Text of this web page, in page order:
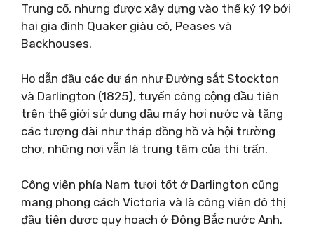
Trung cổ, nhưng được xây dựng vào thế kỷ 19 bởi
hai gia đình Quaker giàu có, Peases và
Backhouses.
Họ dẫn đầu các dự án như Đường sắt Stockton
và Darlington (1825), tuyến công cộng đầu tiên
trên thế giới sử dụng đầu máy hơi nước và tặng
các tượng đài như tháp đồng hồ và hội trường
chợ, những nơi vẫn là trung tâm của thị trấn.
Công viên phía Nam tươi tốt ở Darlington cũng
mang phong cách Victoria và là công viên đô thị
đầu tiên được quy hoạch ở Đông Bắc nước Anh.